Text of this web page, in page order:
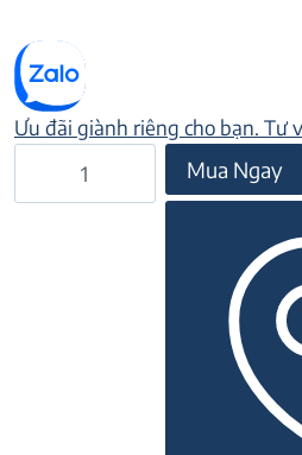
Ưu đãi giành riêng cho bạn. Tư
Mua Ngay